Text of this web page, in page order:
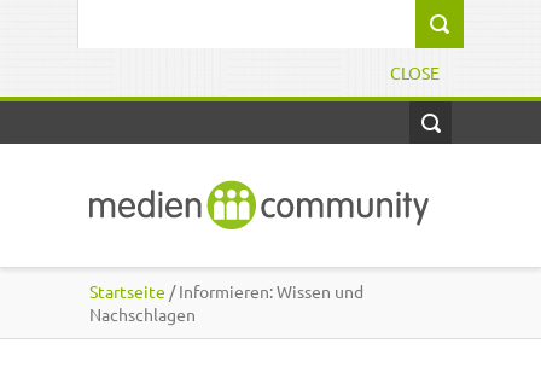
CLOSE
Startseite / Informieren: Wissen und
Nachschlagen